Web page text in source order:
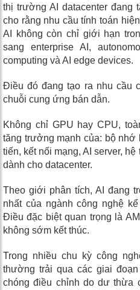
thị trường AI datacenter đang
cho rằng nhu cầu tính toán
AI không còn chỉ giới hạn
sang enterprise AI,
computing và AI edge devices.
Điều đó đang tạo ra nhu cầu
chuỗi cung ứng bán dẫn.
Không chỉ GPU hay CPU,
tăng trưởng mạnh của: bộ nhớ
tiến, kết nối mạng, AI server,
dành cho datacenter.
Theo giới phân tích, AI đang
nhất của ngành công nghệ
Điều đặc biệt quan trọng là
không sớm kết thúc.
Trong nhiều chu kỳ công
thường trải qua các giai
chóng điều chỉnh do dư thừa